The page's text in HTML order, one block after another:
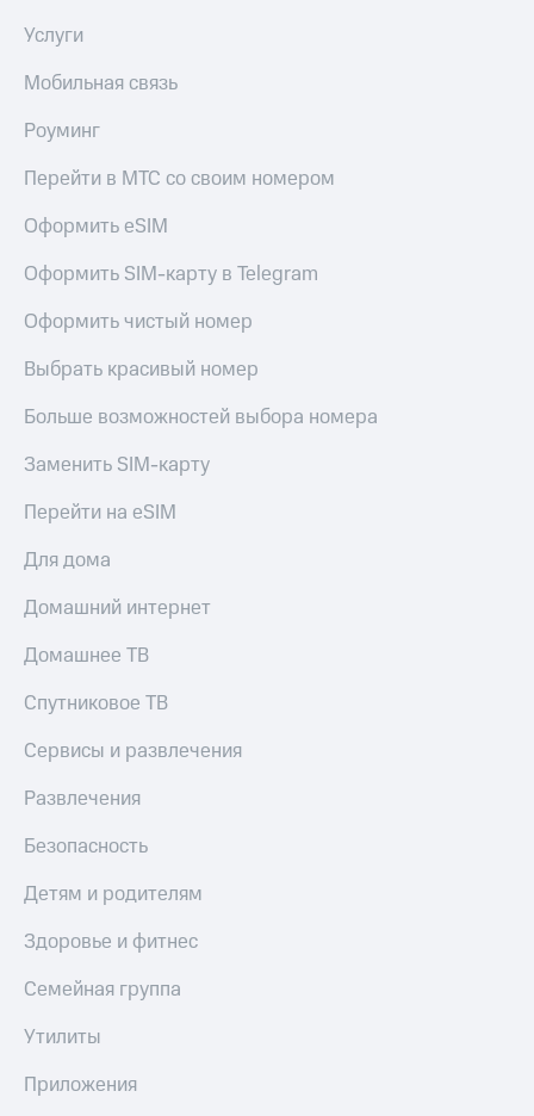
Услуги
Мобильная связь
Роуминг
Перейти в МТС со своим номером
Оформить eSIM
Оформить SIM-карту в Telegram
Оформить чистый номер
Выбрать красивый номер
Больше возможностей выбора номера
Заменить SIM-карту
Перейти на eSIM
Для дома
Домашний интернет
Домашнее ТВ
Спутниковое ТВ
Сервисы и развлечения
Развлечения
Безопасность
Детям и родителям
Здоровье и фитнес
Семейная группа
Утилиты
Приложения